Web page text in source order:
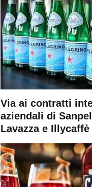
Via ai contratti
aziendali di
Lavazza e Illycaffè